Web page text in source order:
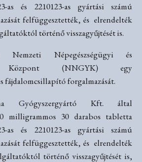
as és 2210123-as gyártási számú
felfüggesztették, és elrendelték
történő visszagyűjtését is.
Nemzeti Népegészségügyi és
Központ (NNGYK) egy
fájdalomcsillapító forgalmazását.
Gyógyszergyártó Kft. által
milligrammos 30 darabos tabletta
as és 2210123-as gyártási számú
felfüggesztették, és elrendelték
történő visszagyűjtését is,